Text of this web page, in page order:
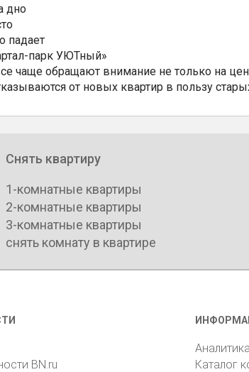
дно
падает
парк УЮТный»
чаще обращают внимание не только на
от новых квартир в пользу
Снять квартиру
1-комнатные квартиры
2-комнатные квартиры
3-комнатные квартиры
снять комнату в квартире
BN.ru
Каталог